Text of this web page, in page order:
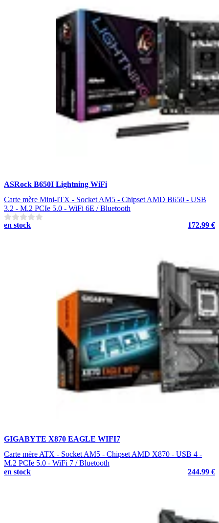
ASRock B650I Lightning WiFi
Carte mère Mini-ITX - Socket AM5 - Chipset AMD B650 - USB
3.2 - M.2 PCIe 5.0 - WiFi 6E / Bluetooth
en stock
172.99 €
GIGABYTE X870 EAGLE WIFI7
Carte mère ATX - Socket AM5 - Chipset AMD X870 - USB 4 -
M.2 PCIe 5.0 - WiFi 7 / Bluetooth
en stock
244.99 €